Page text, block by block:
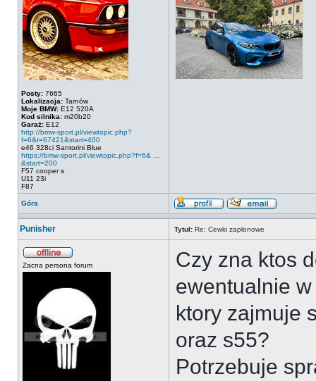
Posty: 7665
Lokalizacja: Tarnów
Moje BMW: E12 520A
Kod silnika: m20b20
Garaż: E12
http://bmw-sport.pl/viewtopic.php?
f=6&t=67421&start=400
e46 328ci Santorini Blue
https://bmw-sport.pl/viewtopic.php?f=6& ...
&start=200
F57 cooper s
U11 23i
F87
Góra
Punisher Tytuł: Re: Cewki zapłonowe
Zacna persona forum
Czy zna ktos
ewentualnie
ktory zajmuje
oraz s55?
Potrzebuje